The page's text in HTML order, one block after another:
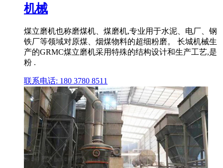
机械
煤立磨机也称磨煤机、煤磨机,专业用于水泥、电厂、钢
铁厂等领域对原煤、烟煤物料的超细粉磨。 长城机械生
产的GRMC煤立磨机采用特殊的结构设计和生产工艺,是
粉 .
联系电话: 180 3780 8511